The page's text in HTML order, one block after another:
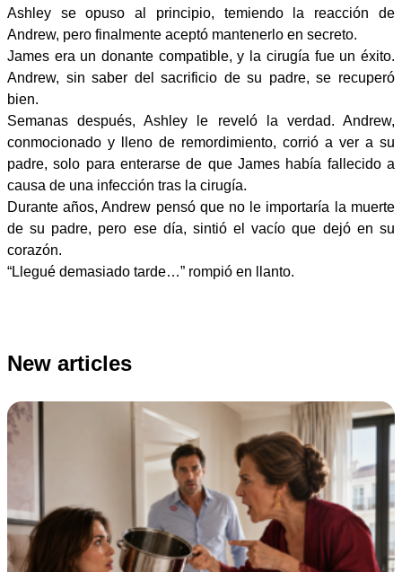
Ashley se opuso al principio, temiendo la reacción de
Andrew, pero finalmente aceptó mantenerlo en secreto.
James era un donante compatible, y la cirugía fue un éxito.
Andrew, sin saber del sacrificio de su padre, se recuperó
bien.
Semanas después, Ashley le reveló la verdad. Andrew,
conmocionado y lleno de remordimiento, corrió a ver a su
padre, solo para enterarse de que James había fallecido a
causa de una infección tras la cirugía.
Durante años, Andrew pensó que no le importaría la muerte
de su padre, pero ese día, sintió el vacío que dejó en su
corazón.
“Llegué demasiado tarde…” rompió en llanto.
New articles